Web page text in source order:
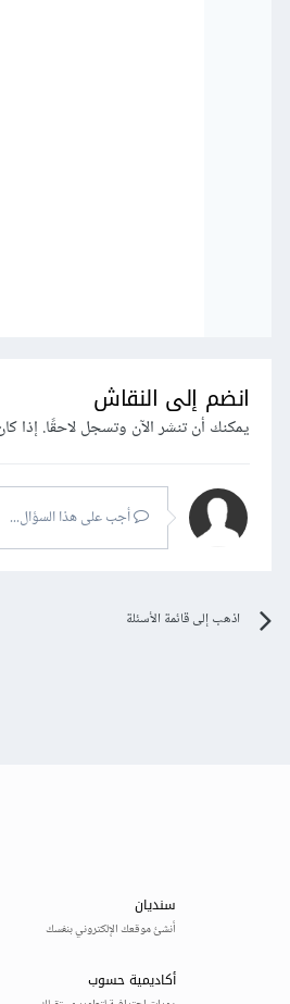
انضم إلى النقاش
يمكنك أن تنشر الآن وتسجل لاحقًا. إذا
أجب على هذا السؤال...
اذهب إلى قائمة الأسئلة